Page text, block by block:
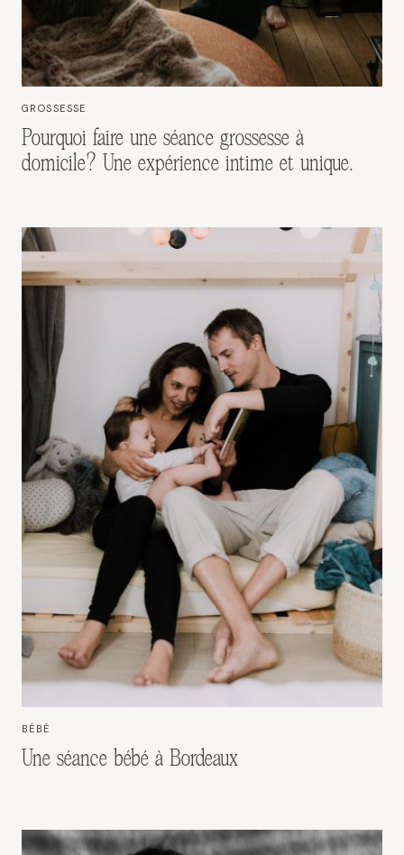
GROSSESSE
Pourquoi faire une séance grossesse à
domicile? Une expérience intime et unique.
BÉBÉ
Une séance bébé à Bordeaux